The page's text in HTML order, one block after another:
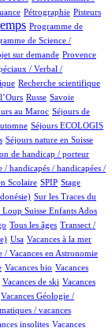
Pétrographie Pisteurs
Programme de
de Science /
sur demande Provence
/ Verbal /
Recherche scientifique
Russe Savoie
au Maroc Séjours de
Séjours ECOLOGIS
Séjours nature en Suisse
de handicap / porteur
handicapés / handicapées /
Scolaire SPIP Stage
Sur les Traces du
Loup Suisse Enfants Ados
Tous les âges Transect /
Usa Vacances à la mer
/ Vacances en Astronomie
Vacances bio Vacances
Vacances de ski Vacances
Vacances Géologie /
/ vacances
insolites Vacances